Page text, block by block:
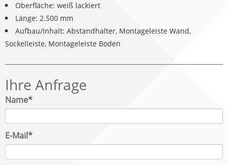
Oberfläche: weiß lackiert
Länge: 2.500 mm
Aufbau/Inhalt: Abstandhalter, Montageleiste Wand,
Sockelleiste, Montageleiste Boden
Ihre Anfrage
Pflichtfeld
Name*
Pflichtfeld
E-Mail*